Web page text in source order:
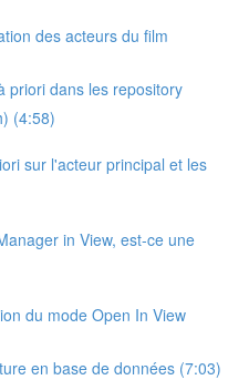
des acteurs du film
priori dans les repository
(4:58)
sur l'acteur principal et les
in View, est-ce une
du mode Open In View
en base de données (7:03)